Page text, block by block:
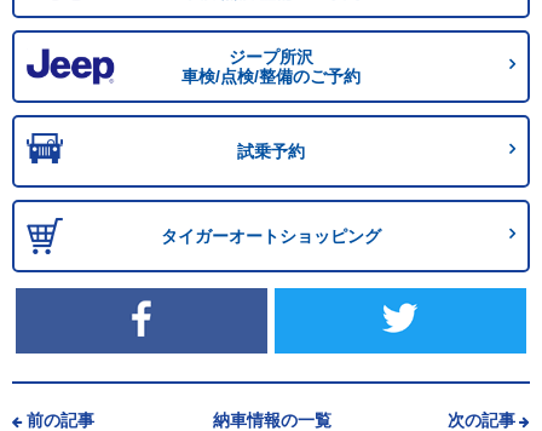
ジープ所沢
車検/点検/整備のご予約
試乗予約
タイガーオートショッピング
前の記事 納車情報の一覧 次の記事